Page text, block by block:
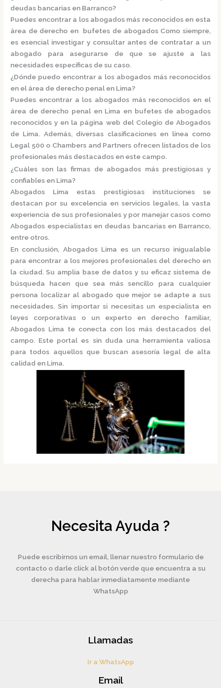
deudas bancarias en Barranco?
Puedes encontrar a los abogados más reconocidos en esta
área de derecho en bufetes de abogados Como siempre,
es esencial investigar y consultar antes de contratar a un
abogado para asegurarse de que se ajuste a las
necesidades específicas de su caso.
¿Dónde puedo encontrar a los abogados más reconocidos
en el área de derecho penal en Lima?
Puedes encontrar a los abogados más reconocidos en el
área de derecho penal en Lima en bufetes de abogados
reconocidos y en la página web del Colegio de Abogados
de Lima. Además, diversas clasificaciones en línea como
Legal 500 o Chambers and Partners ofrecen listados de los
profesionales más destacados en este campo.
¿Cuáles son las firmas de abogados más prestigiosas y
confiables en Lima?
Abogados Lima estas prestigiosas instituciones se
destacan por su excelencia en servicios legales, la vasta
experiencia de sus profesionales y por manejar casos como
Abogados especialistas en deudas bancarias en Barranco,
entre otros.
En conclusión, Abogados Lima es un recurso inigualable
para encontrar a los mejores profesionales del derecho en
la ciudad. Su amplia base de datos y su eficaz sistema de
búsqueda hacen que sea más sencillo para cualquier
persona localizar al abogado que mejor se adapte a sus
necesidades. Sin importar si necesitas un especialista en
leyes corporativas o un experto en derecho familiar,
Abogados Lima te conecta con los más destacados del
campo. Este portal es sin duda una herramienta valiosa
para todos aquellos que buscan asesoría legal de alta
calidad en Lima.
Necesita Ayuda ?
Puede escribirnos un email, llenar nuestro formulario de
contacto o darle click al botón verde que encuentra a su
derecha para hablar inmediatamente mediante
WhatsApp
Llamadas
Ir a WhatsApp
Email